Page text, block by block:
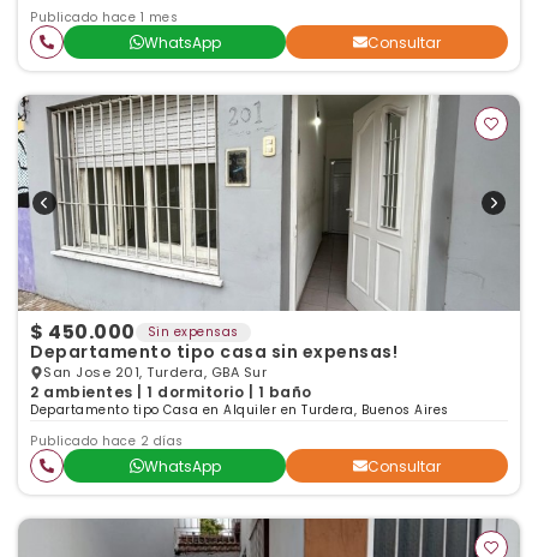
Publicado hace 1 mes
WhatsApp Consultar
$ 450.000 Sin expensas
Departamento tipo casa sin expensas!
San Jose 201, Turdera, GBA Sur
2 ambientes | 1 dormitorio | 1 baño
Departamento tipo Casa en Alquiler en Turdera, Buenos Aires
Publicado hace 2 días
WhatsApp Consultar